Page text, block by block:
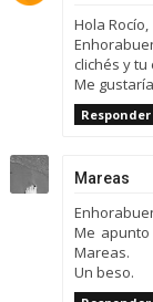
Hola Rocío,
clichés y
Me
Responder
Mareas
Me
Mareas.
Un beso.